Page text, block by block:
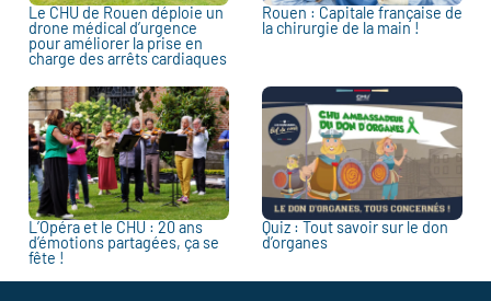
Le CHU de Rouen déploie un
drone médical d’urgence
pour améliorer la prise en
charge des arrêts cardiaques
Rouen : Capitale française de
la chirurgie de la main !
L’Opéra et le CHU : 20 ans
d’émotions partagées, ça se
fête !
Quiz : Tout savoir sur le don
d’organes